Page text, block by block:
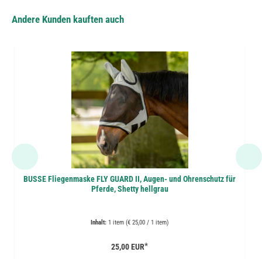
Andere Kunden kauften auch
BUSSE Fliegenmaske FLY GUARD II, Augen- und Ohrenschutz für
Pferde, Shetty hellgrau
Inhalt: 1 item (€ 25,00 / 1 item)
25,00 EUR*